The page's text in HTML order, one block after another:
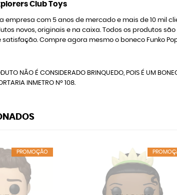
Club Toys
empresa com 5 anos de mercado e mais de 10 mil
novos, originais e na caixa. Todos os produtos
Compre agora mesmo o boneco Funko
NÃO É CONSIDERADO BRINQUEDO, POIS É UM
INMETRO Nº 108.
PROMOÇÃO